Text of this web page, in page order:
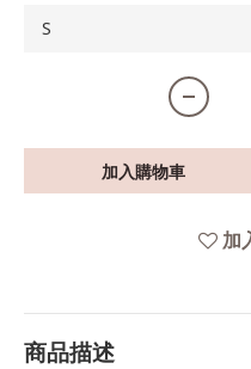
加入購物車
加
商品描述